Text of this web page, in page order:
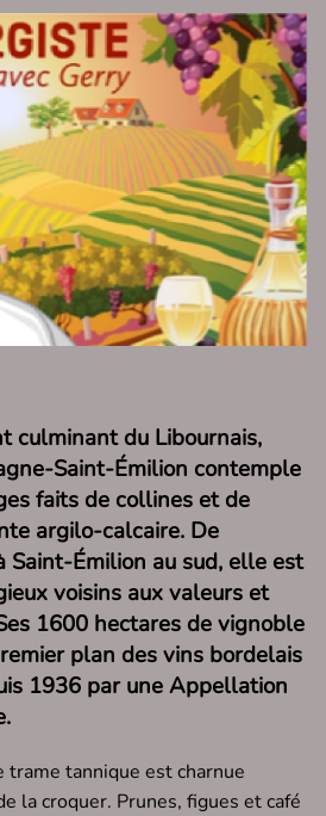
culminant du Libournais,
Saint-Émilion contemple
faits de collines et de
argilo-calcaire. De
Saint-Émilion au sud, elle est
voisins aux valeurs et
1600 hectares de vignoble
plan des vins bordelais
1936 par une Appellation
trame tannique est charnue
la croquer. Prunes, figues et café